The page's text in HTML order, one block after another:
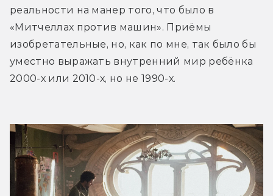
реальности на манер того, что было в
«Митчеллах против машин». Приёмы
изобретательные, но, как по мне, так было бы
уместно выражать внутренний мир ребёнка
2000-х или 2010-х, но не 1990-х.